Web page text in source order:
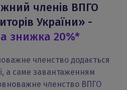
членів ВПГО
України» -
знижка 20%*
членство додається
а саме завантаженням
членство ВПГО